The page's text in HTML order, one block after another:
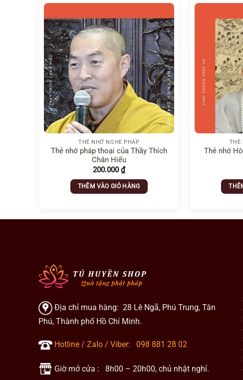
THẺ NHỚ NGHE PHÁP
Thẻ nhớ pháp thoại của Thầy Thích
Chân Hiếu
200.000₫
THÊM VÀO GIỎ HÀNG
THẺ
Thẻ nhớ
Địa chỉ mua hàng: 28 Lê Ngã, Phú Trung, Tân
Phú, Thành phố Hồ Chí Minh.
Hotline / Zalo / Viber: 098 881 28 02
Giờ mở cửa : 8h00 – 20h00, chủ nhật nghỉ.